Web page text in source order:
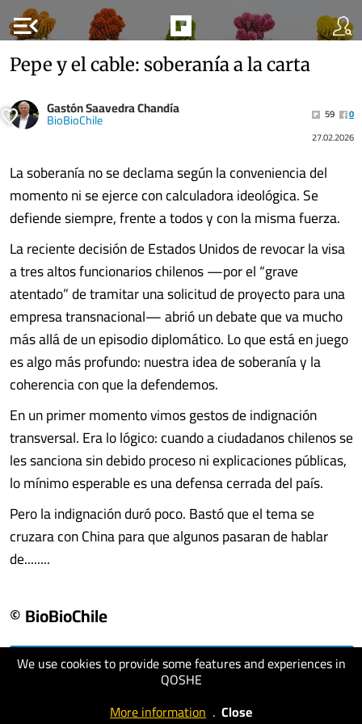
menu_open
We use cookies to provide some features and experiences in
QOSHE
More information . Close
Pepe y el cable: soberanía a la carta
Gastón Saavedra Chandía
BioBioChile 59
0
27.02.2026
La soberanía no se declama según la conveniencia del
momento ni se ejerce con calculadora ideológica. Se
defiende siempre, frente a todos y con la misma fuerza.
La reciente decisión de Estados Unidos de revocar la visa
a tres altos funcionarios chilenos —por el “grave
atentado” de tramitar una solicitud de proyecto para una
empresa transnacional— abrió un debate que va mucho
más allá de un episodio diplomático. Lo que está en juego
es algo más profundo: nuestra idea de soberanía y la
coherencia con que la defendemos.
En un primer momento vimos gestos de indignación
transversal. Era lo lógico: cuando a ciudadanos chilenos se
les sanciona sin debido proceso ni explicaciones públicas,
lo mínimo esperable es una defensa cerrada del país.
Pero la indignación duró poco. Bastó que el tema se
cruzara con China para que algunos pasaran de hablar
de........
© BioBioChile
visit website